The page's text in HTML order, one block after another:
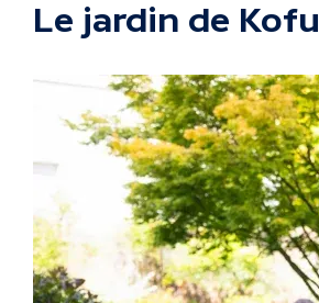
Le jardin de Kofu